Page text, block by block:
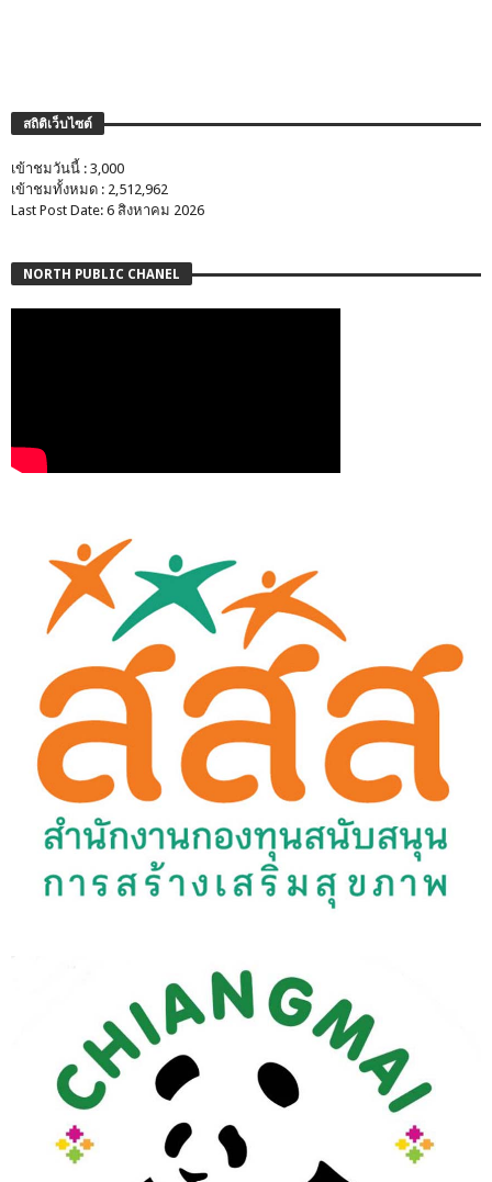
สถิติเว็บไซต์
เข้าชมวันนี้ : 3,000
เข้าชมทั้งหมด : 2,512,962
Last Post Date: 6 สิงหาคม 2026
NORTH PUBLIC CHANEL